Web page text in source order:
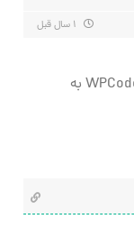
افزونه قطعه کدهای سفارشی وردپرس WPCode Pro به